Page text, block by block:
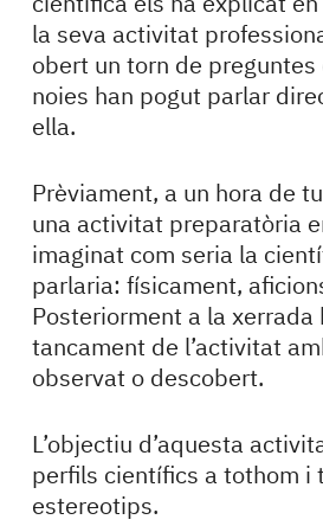
la seva activitat
obert un torn de preguntes
noies han pogut parlar
ella.
Prèviament, a un hora de
una activitat preparatòria
imaginat com seria la
parlaria: físicament,
Posteriorment a la xerrada
tancament de l’activitat
observat o descobert.
L’objectiu d’aquesta
perfils científics a tothom i
estereotips.